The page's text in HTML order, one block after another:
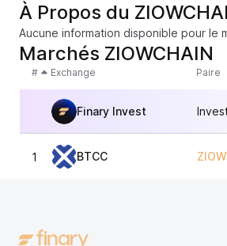
À Propos du
Aucune information disponible pour le
Marchés ZIOWCHAIN
# Exchange Paire
Finary Invest
1 BTCC ZIOW